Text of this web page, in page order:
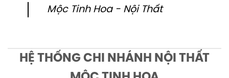
Mộc Tinh Hoa - Nội Thất
HỆ THỐNG CHI NHÁNH NỘI THẤT